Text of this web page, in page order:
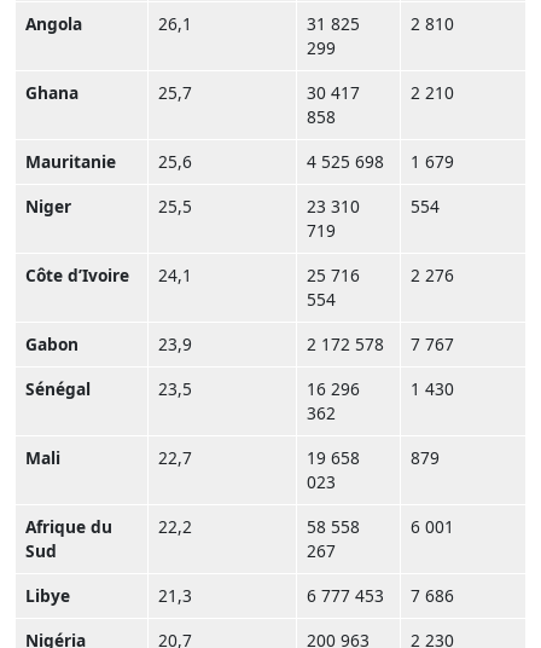
Angola
26,1
31 825
299
2 810
Ghana 25,7
30 417
858
2 210
Mauritanie 25,6 4 525 698
1 679
Niger
25,5
23 310
719
554
Côte d’Ivoire 24,1
25 716
554
2 276
Gabon 23,9 2 172 578
7 767
Sénégal
23,5
16 296
362
1 430
Mali 22,7
19 658
023
879
Afrique du
Sud
22,2
58 558
267
6 001
Libye 21,3 6 777 453
7 686
Nigéria
20,7 200 963 2 230